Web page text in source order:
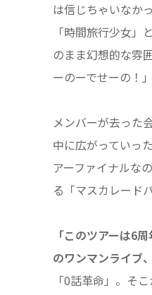
は信じちゃいなか
「時間旅行少女
のまま幻想的な雰
ーのーでせーの！
メンバーが去った
中に広がっていっ
アーファイナルな
る「マスカレード
「このツアーは6
のワンマンライブ
「0話革命」。そ